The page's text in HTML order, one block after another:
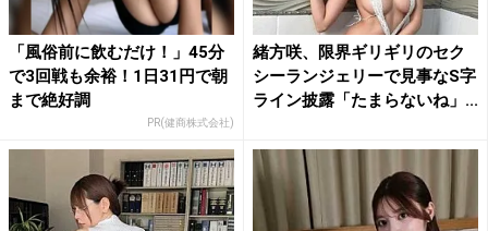
「風俗前に飲むだけ！」45分
で3回戦も余裕！1日31円で朝
まで絶好調
PR(健商株式会社)
緒方咲、限界ギリギリのセク
シーランジェリーで見事なS字
ライン披露「たまらないね」...